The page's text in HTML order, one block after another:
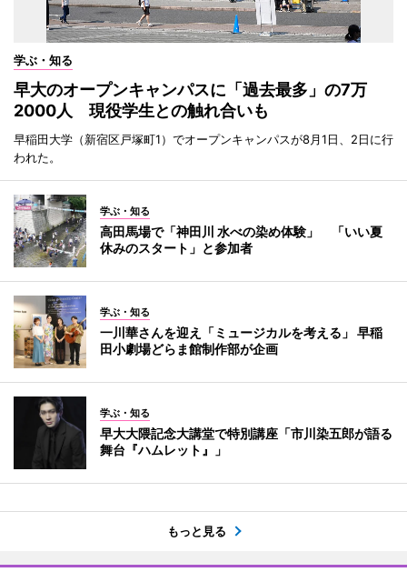
学ぶ・知る
早大のオープンキャンパスに「過去最多」の7万
2000人 現役学生との触れ合いも
早稲田大学（新宿区戸塚町1）でオープンキャンパスが8月1日、2日に行
われた。
学ぶ・知る
高田馬場で「神田川 水べの染め体験」 「いい夏
休みのスタート」と参加者
学ぶ・知る
一川華さんを迎え「ミュージカルを考える」 早稲
田小劇場どらま館制作部が企画
学ぶ・知る
早大大隈記念大講堂で特別講座「市川染五郎が語る
舞台『ハムレット』」
もっと見る